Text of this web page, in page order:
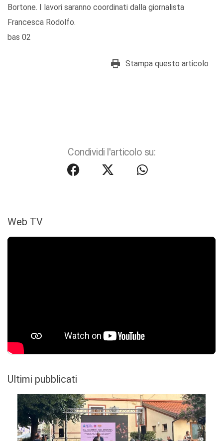
Bortone. I lavori saranno coordinati dalla giornalista
Francesca Rodolfo.
bas 02
Stampa questo articolo
Condividi l'articolo su:
Web TV
Ultimi pubblicati